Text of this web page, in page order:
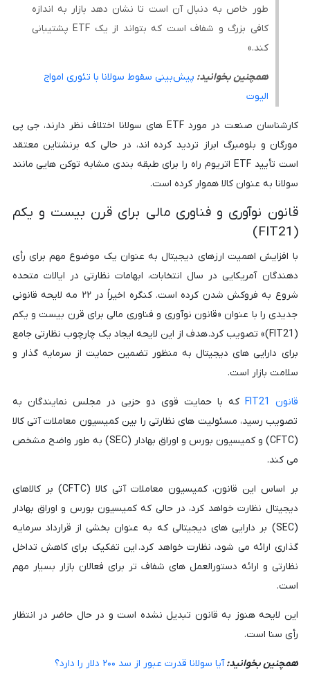
طور خاص به دنبال آن است تا نشان دهد بازار به اندازه
کافی بزرگ و شفاف است که بتواند از یک ETF پشتیبانی
کند.»
همچنین بخوانید: پیش‌بینی سقوط سولانا با تئوری امواج
الیوت
کارشناسان صنعت در مورد ETF های سولانا اختلاف نظر دارند، جی پی
مورگان و بلومبرگ ابراز تردید کرده اند، در حالی که برنشتاین معتقد
است تأیید ETF اتریوم راه را برای طبقه بندی مشابه توکن هایی مانند
سولانا به عنوان کالا هموار کرده است.
قانون نوآوری و فناوری مالی برای قرن بیست و یکم
(FIT21)
با افزایش اهمیت ارزهای دیجیتال به عنوان یک موضوع مهم برای رأی
دهندگان آمریکایی در سال انتخابات، ابهامات نظارتی در ایالات متحده
شروع به فروکش شدن کرده است. کنگره اخیراً در ۲۲ مه لایحه قانونی
جدیدی را با عنوان «قانون نوآوری و فناوری مالی برای قرن بیست و یکم
(FIT21)» تصویب کرد. هدف از این لایحه ایجاد یک چارچوب نظارتی جامع
برای دارایی های دیجیتال به منظور تضمین حمایت از سرمایه گذار و
سلامت بازار است.
قانون FIT21
که با حمایت قوی دو حزبی در مجلس نمایندگان به
تصویب رسید، مسئولیت های نظارتی را بین کمیسیون معاملات آتی کالا
(CFTC) و کمیسیون بورس و اوراق بهادار (SEC) به طور واضح مشخص
می کند.
بر اساس این قانون، کمیسیون معاملات آتی کالا (CFTC) بر کالاهای
دیجیتال نظارت خواهد کرد، در حالی که کمیسیون بورس و اوراق بهادار
(SEC) بر دارایی های دیجیتالی که به عنوان بخشی از قرارداد سرمایه
گذاری ارائه می شود، نظارت خواهد کرد. این تفکیک برای کاهش تداخل
نظارتی و ارائه دستورالعمل های شفاف تر برای فعالان بازار بسیار مهم
است.
این لایحه هنوز به قانون تبدیل نشده است و در حال حاضر در انتظار
رأی سنا است.
همچنین بخوانید:آیا سولانا قدرت عبور از سد ۲۰۰ دلار را دارد؟